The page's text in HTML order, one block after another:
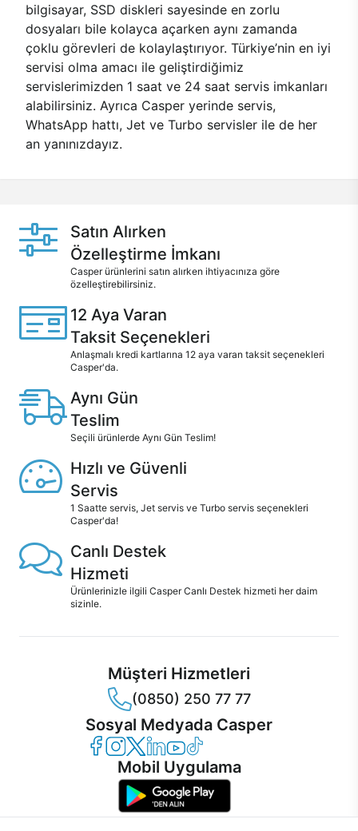
bilgisayar, SSD diskleri sayesinde en zorlu
dosyaları bile kolayca açarken aynı zamanda
çoklu görevleri de kolaylaştırıyor. Türkiye’nin en iyi
servisi olma amacı ile geliştirdiğimiz
servislerimizden 1 saat ve 24 saat servis imkanları
alabilirsiniz. Ayrıca Casper yerinde servis,
WhatsApp hattı, Jet ve Turbo servisler ile de her
an yanınızdayız.
Satın Alırken
Özelleştirme İmkanı
Casper ürünlerini satın alırken ihtiyacınıza göre
özelleştirebilirsiniz.
12 Aya Varan
Taksit Seçenekleri
Anlaşmalı kredi kartlarına 12 aya varan taksit seçenekleri
Casper'da.
Aynı Gün
Teslim
Seçili ürünlerde Aynı Gün Teslim!
Hızlı ve Güvenli
Servis
1 Saatte servis, Jet servis ve Turbo servis seçenekleri
Casper'da!
Canlı Destek
Hizmeti
Ürünlerinizle ilgili Casper Canlı Destek hizmeti her daim
sizinle.
Müşteri Hizmetleri
(0850) 250 77 77
Sosyal Medyada Casper
Casper Facebook
Casper Instagram
Casper Twitter
Casper LinkedIn
Casper YouTube
Casper TikTok
Mobil Uygulama